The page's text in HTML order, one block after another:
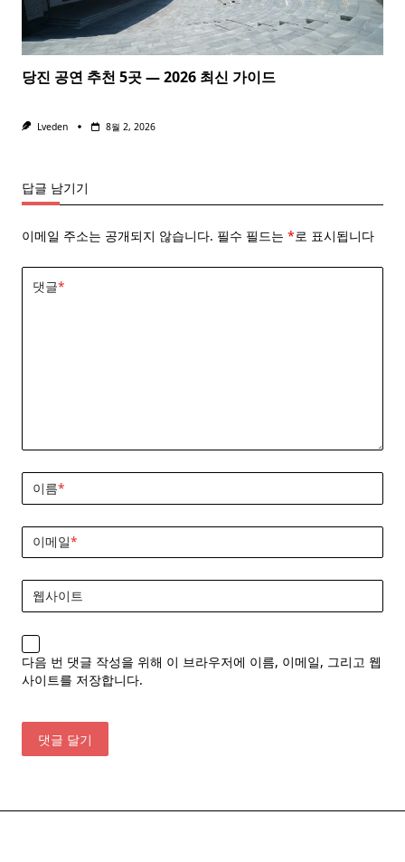
당진 공연 추천 5곳 — 2026 최신 가이드
Lveden 8월 2, 2026
답글 남기기
이메일 주소는 공개되지 않습니다. 필수 필드는 *로 표시됩니다
댓글*
이름*
이메일*
웹사이트
다음 번 댓글 작성을 위해 이 브라우저에 이름, 이메일, 그리고 웹
사이트를 저장합니다.